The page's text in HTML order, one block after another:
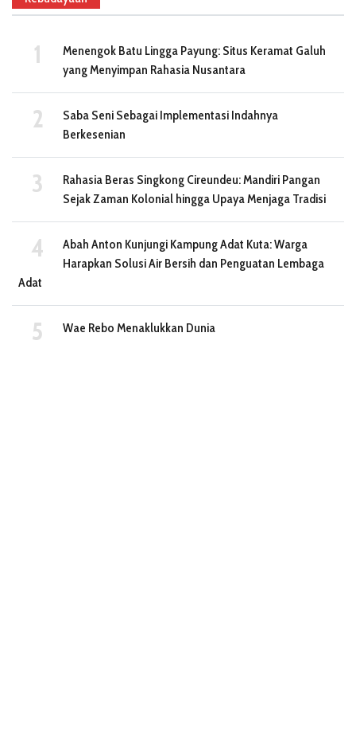
Menengok Batu Lingga Payung: Situs Keramat Galuh
yang Menyimpan Rahasia Nusantara
Saba Seni Sebagai Implementasi Indahnya
Berkesenian
Rahasia Beras Singkong Cireundeu: Mandiri Pangan
Sejak Zaman Kolonial hingga Upaya Menjaga Tradisi
Abah Anton Kunjungi Kampung Adat Kuta: Warga
Harapkan Solusi Air Bersih dan Penguatan Lembaga
Adat
Wae Rebo Menaklukkan Dunia